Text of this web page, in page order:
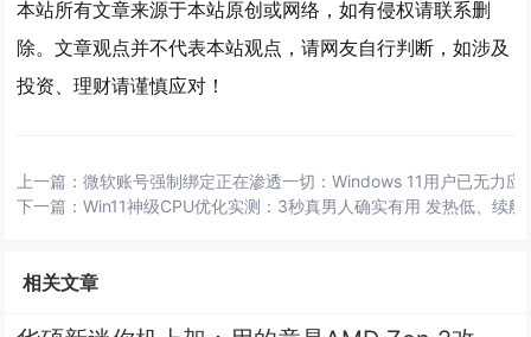
本站所有文章来源于本站原创或网络，如有侵权请联系删
除。文章观点并不代表本站观点，请网友自行判断，如涉及
投资、理财请谨慎应对！
上一篇：微软账号强制绑定正在渗透一切：Windows 11用户已无力应
下一篇：Win11神级CPU优化实测：3秒真男人确实有用 发热低、续航
相关文章